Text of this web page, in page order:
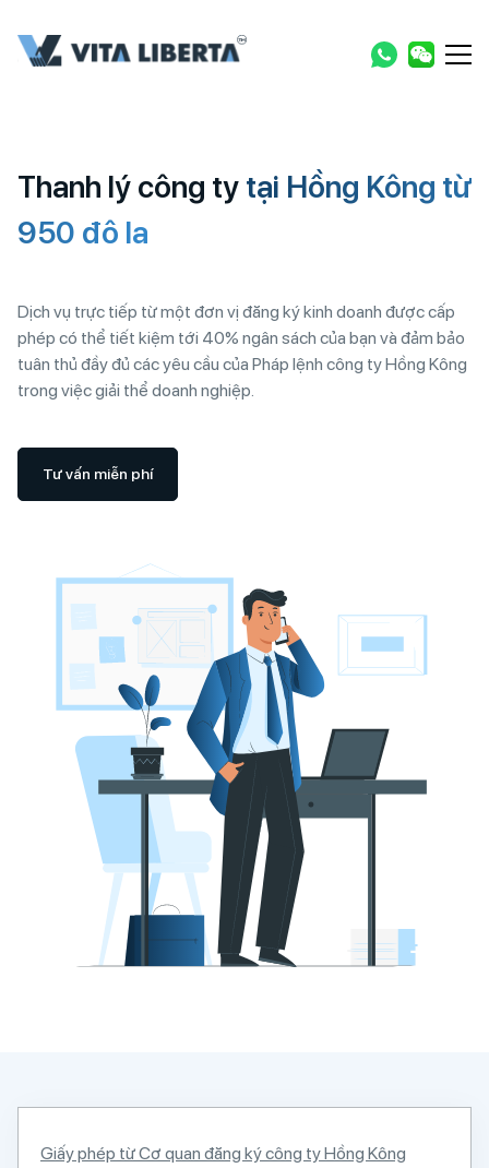
Thanh lý công ty tại Hồng Kông từ
950 đô la
Dịch vụ trực tiếp từ một đơn vị đăng ký kinh doanh được cấp
phép có thể tiết kiệm tới 40% ngân sách của bạn và đảm bảo
tuân thủ đầy đủ các yêu cầu của Pháp lệnh công ty Hồng Kông
trong việc giải thể doanh nghiệp.
Tư vấn miễn phí
Giấy phép từ Cơ quan đăng ký công ty Hồng Kông